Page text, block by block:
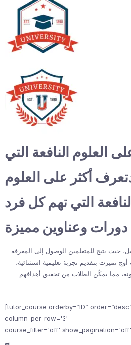
العلوم النافعة التي
أكثر على العلوم
التي تهم كل فرد
دورات وعناوين مميزة
حيث يتيح للمتعلمين الوصول إلى المعرفة
بتقديم تجربة تعليمية استثنائية،
مما يمكّن الطلاب من تحقيق أهدافهم
[tutor_course orderby=”ID”
column_per_row='3'
course_filter='off'